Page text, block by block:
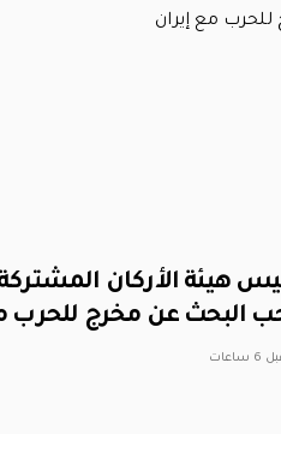
هيئة الأركان المشتركة
البحث عن مخرج للحرب
6 ساعات